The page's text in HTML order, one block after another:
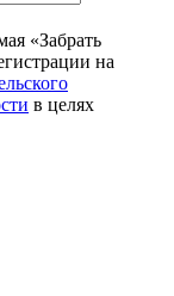
«Забрать
на
в целях